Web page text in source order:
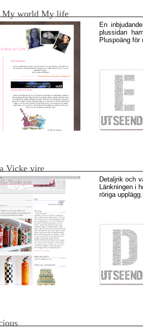
My world My life
En
plussidan
Pluspoäng
Vicke vire
Detaljrik och
Länkningen i
röriga upplägg.